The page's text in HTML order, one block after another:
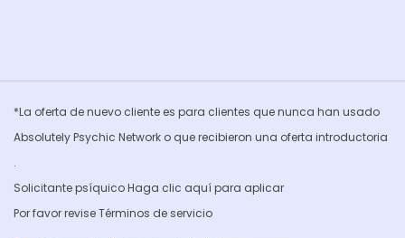
*La oferta de nuevo cliente es para clientes que nunca han usado
Absolutely Psychic Network o que recibieron una oferta introductoria
.
Solicitante psíquico Haga clic aquí para aplicar
Por favor reviseTérminos de servicio